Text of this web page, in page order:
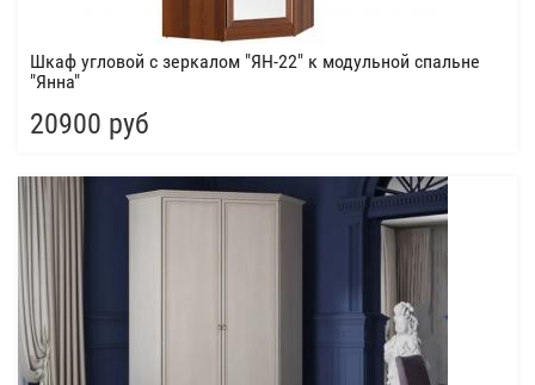
Шкаф угловой с зеркалом "ЯН-22" к модульной спальне
"Янна"
20900 руб